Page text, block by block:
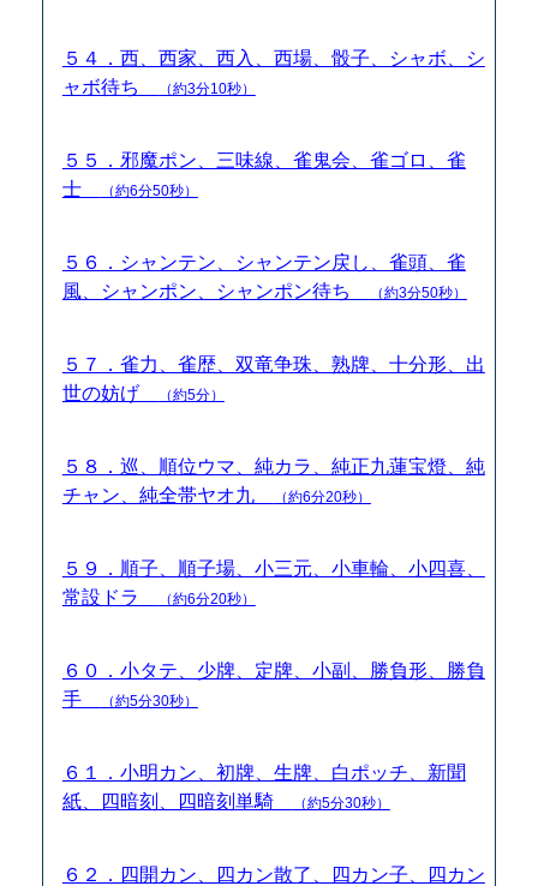
５４．西、西家、西入、西場、骰子、シャボ、シ
ャボ待ち
（約3分10秒）
５５．邪魔ポン、三味線、雀鬼会、雀ゴロ、雀
士
（約6分50秒）
５６．シャンテン、シャンテン戻し、雀頭、雀
風、シャンポン、シャンポン待ち
（約3分50秒）
５７．雀力、雀歴、双竜争珠、熟牌、十分形、出
世の妨げ
（約5分）
５８．巡、順位ウマ、純カラ、純正九蓮宝燈、純
チャン、純全帯ヤオ九
（約6分20秒）
５９．順子、順子場、小三元、小車輪、小四喜、
常設ドラ
（約6分20秒）
６０．小タテ、少牌、定牌、小副、勝負形、勝負
手
（約5分30秒）
６１．小明カン、初牌、生牌、白ポッチ、新聞
紙、四暗刻、四暗刻単騎
（約5分30秒）
６２．四開カン、四カン散了、四カン子、四カン